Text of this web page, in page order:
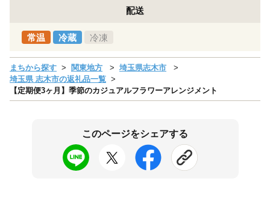
配送
常温 冷蔵 冷凍
まちから探す 関東地方
埼玉県志木市
埼玉県 志木市の返礼品一覧
【定期便3ヶ月】季節のカジュアルフラワーアレンジメント
このページをシェアする